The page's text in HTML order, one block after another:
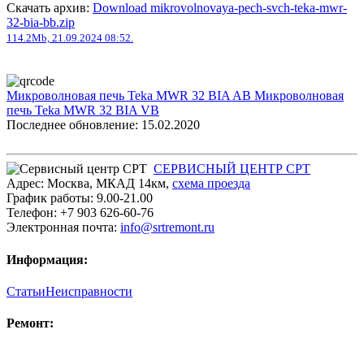
Скачать архив: Download mikrovolnovaya-pech-svch-teka-mwr-
32-bia-bb.zip
114.2Mb, 21.09.2024 08:52.
Микроволновая печь Teka MWR 32 BIA AB Микроволновая
печь Teka MWR 32 BIA VB
Последнее обновление: 15.02.2020
СЕРВИСНЫЙ ЦЕНТР СРТ
Адрес: Москва, МКАД 14км, cхема проезда
График работы: 9.00-21.00
Телефон: +7 903 626-60-76
Электронная почта: info@srtremont.ru
Информация:
СтатьиНеисправности
Ремонт: